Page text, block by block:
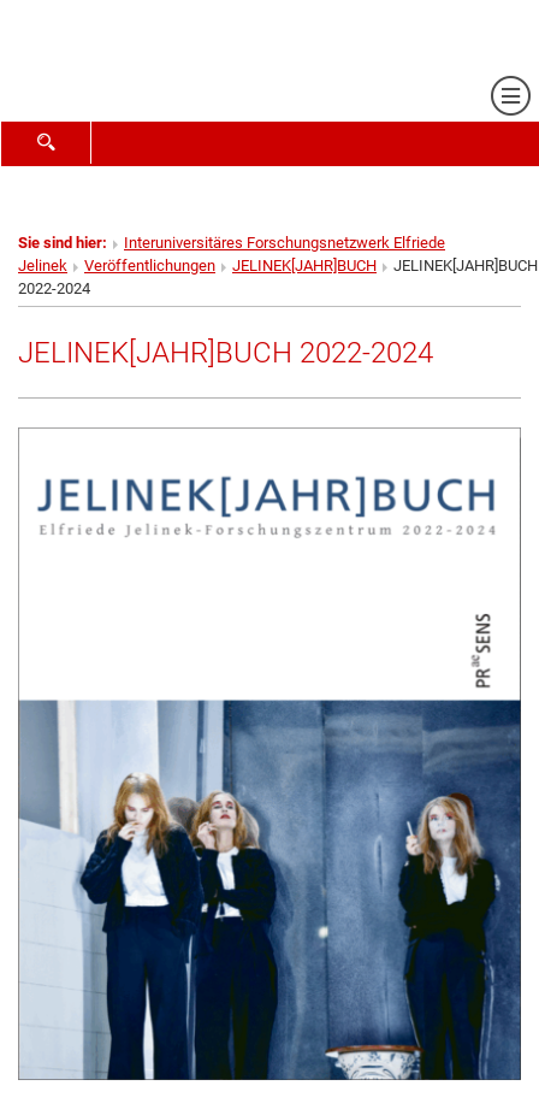
SUCHFORMULAR ÖFFNEN
Sie sind hier:
Interuniversitäres Forschungsnetzwerk Elfriede
Jelinek
Veröffentlichungen JELINEK[JAHR]BUCH
JELINEK[JAHR]BUCH
2022-2024
JELINEK[JAHR]BUCH 2022-2024